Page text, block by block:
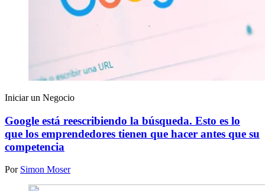
Iniciar un Negocio
Google está reescribiendo la búsqueda. Esto es lo
que los emprendedores tienen que hacer antes que su
competencia
Por Simon Moser